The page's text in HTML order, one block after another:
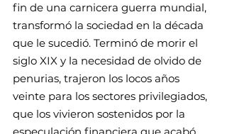
fin de una carnicera guerra mundial,
transformó la sociedad en la década
que le sucedió. Terminó de morir el
siglo XIX y la necesidad de olvido de
penurias, trajeron los locos años
veinte para los sectores privilegiados,
que los vivieron sostenidos por la